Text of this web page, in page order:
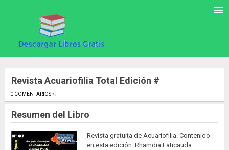
Revista Acuariofilia Total Edición #
0 COMENTARIOS ».
Resumen del Libro
Revista gratuita de Acuariofilia. Contenido
en esta edición: Rhamdia Laticauda